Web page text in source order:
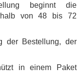
beginnt die
von 48 bis 72
der Bestellung, der
in einem Paket